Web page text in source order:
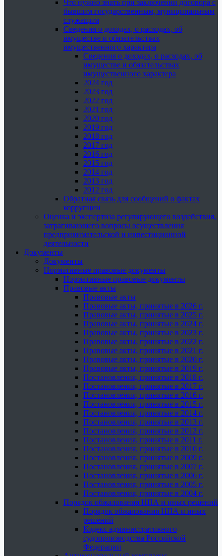
Что нужно знать при заключении договора с
бывшим государственным, муниципальным
служащим
Сведения о доходах, о расходах, об
имуществе и обязательствах
имущественного характера
Сведения о доходах, о расходах, об
имуществе и обязательствах
имущественного характера
2024 год
2023 год
2022 год
2021 год
2020 год
2019 год
2018 год
2017 год
2016 год
2015 год
2014 год
2013 год
2012 год
Обратная связь для сообщений о фактах
коррупции
Оценка и экспертиза регулирующего воздействия,
затрагивающего вопросы осуществления
предпринимательской и инвестиционной
деятельности
Документы
Документы
Нормативные правовые документы
Нормативные правовые документы
Правовые акты
Правовые акты
Правовые акты, принятые в 2026 г.
Правовые акты, принятые в 2025 г.
Правовые акты, принятые в 2024 г.
Правовые акты, принятые в 2023 г.
Правовые акты, принятые в 2022 г.
Правовые акты, принятые в 2021 г.
Правовые акты, принятые в 2020 г.
Правовые акты, принятые в 2019 г.
Постановления, принятые в 2018 г.
Постановления, принятые в 2017 г.
Постановления, принятые в 2016 г.
Постановления, принятые в 2015 г.
Постановления, принятые в 2014 г.
Постановления, принятые в 2013 г.
Постановления, принятые в 2012 г.
Постановления, принятые в 2011 г.
Постановления, принятые в 2010 г.
Постановления, принятые в 2009 г.
Постановления, принятые в 2007 г.
Постановления, принятые в 2006 г.
Постановления, принятые в 2005 г.
Постановления, принятые в 2004 г.
Порядок обжалования НПА и иных решений
Порядок обжалования НПА и иных
решений
Кодекс административного
судопроизводства Российской
Федерации